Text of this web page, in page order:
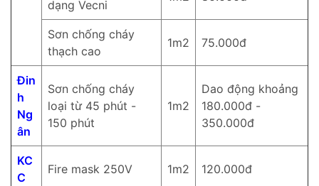
dạng Vecni
Sơn chống cháy
thạch cao
1m2 75.000đ
Đin
h
Ng
ân
Sơn chống cháy
loại từ 45 phút -
150 phút
1m2
Dao động khoảng
180.000đ -
350.000đ
KC
C
Fire mask 250V 1m2 120.000đ